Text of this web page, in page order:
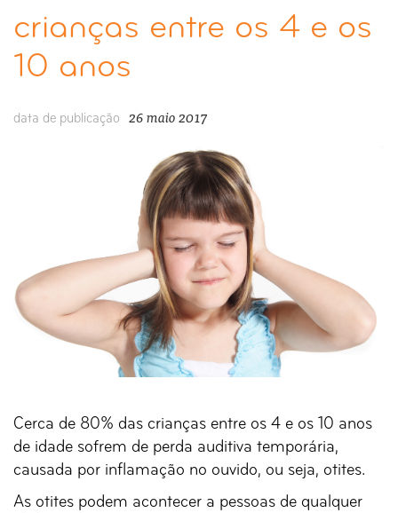
crianças entre os 4 e os
10 anos
data de publicação 26 maio 2017
Cerca de 80% das crianças entre os 4 e os 10 anos
de idade sofrem de perda auditiva temporária,
causada por inflamação no ouvido, ou seja, otites.
As otites podem acontecer a pessoas de qualquer